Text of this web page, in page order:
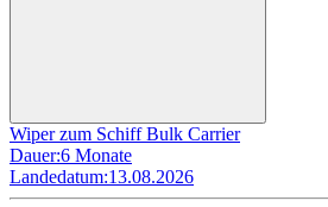
Wiper zum Schiff Bulk Carrier
Dauer:6 Monate
Landedatum:13.08.2026